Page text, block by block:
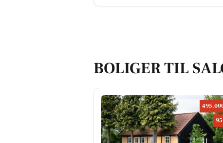
BOLIGER TIL